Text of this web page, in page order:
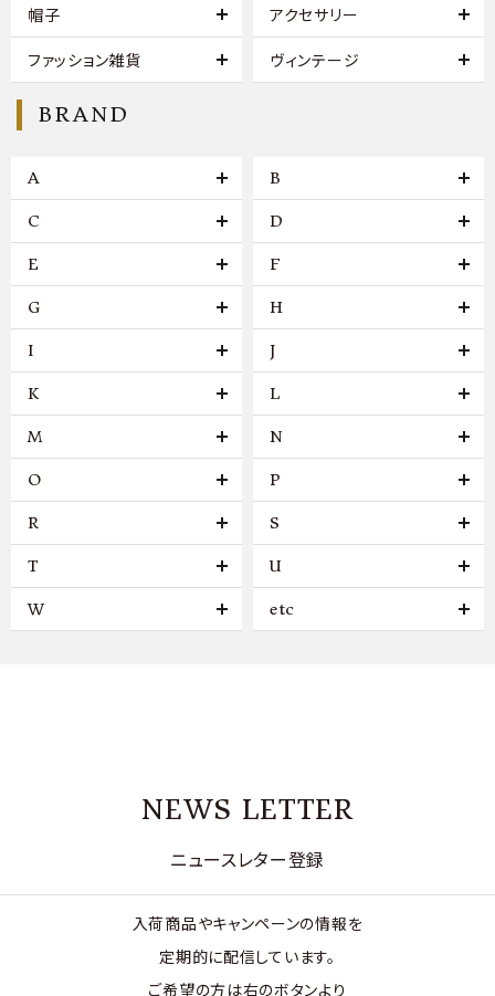
帽子 アクセサリー
ファッション雑貨 ヴィンテージ
BRAND
A B
C D
E F
G H
I J
K L
M N
O P
R S
T U
W etc
NEWS LETTER
ニュースレター登録
入荷商品やキャンペーンの情報を
定期的に配信しています。
ご希望の方は右のボタンより